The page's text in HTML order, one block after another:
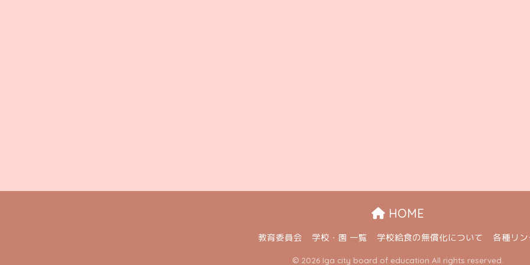
HOME
教育委員会 学校・園 一覧 学校給食の無償化について 各種リ
© 2026 Iga city board of education All rights reserved.